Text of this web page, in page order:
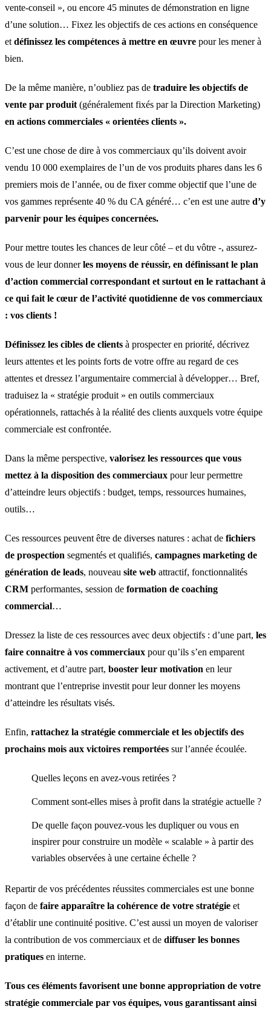
vente-conseil », ou encore 45 minutes de démonstration en ligne
d’une solution… Fixez les objectifs de ces actions en conséquence
et définissez les compétences à mettre en œuvre pour les mener à
bien.
De la même manière, n’oubliez pas de traduire les objectifs de
vente par produit (généralement fixés par la Direction Marketing)
en actions commerciales « orientées clients ».
C’est une chose de dire à vos commerciaux qu’ils doivent avoir
vendu 10 000 exemplaires de l’un de vos produits phares dans les 6
premiers mois de l’année, ou de fixer comme objectif que l’une de
vos gammes représente 40 % du CA généré… c’en est une autre d’y
parvenir pour les équipes concernées.
Pour mettre toutes les chances de leur côté – et du vôtre -, assurez-
vous de leur donnerles moyens de réussir, en définissant le plan
d’action commercial correspondant et surtout en le rattachant à
ce qui fait le cœur de l’activité quotidienne de vos commerciaux
: vos clients !
Définissez les cibles de clients à prospecter en priorité, décrivez
leurs attentes et les points forts de votre offre au regard de ces
attentes et dressez l’argumentaire commercial à développer… Bref,
traduisez la « stratégie produit » en outils commerciaux
opérationnels, rattachés à la réalité des clients auxquels votre équipe
commerciale est confrontée.
Dans la même perspective, valorisez les ressources que vous
mettez à la disposition des commerciaux pour leur permettre
d’atteindre leurs objectifs : budget, temps, ressources humaines,
outils…
Ces ressources peuvent être de diverses natures : achat de fichiers
de prospection segmentés et qualifiés, campagnes marketing de
génération de leads, nouveau site web attractif, fonctionnalités
CRM performantes, session de formation de coaching
commercial…
Dressez la liste de ces ressources avec deux objectifs : d’une part, les
faire connaitre à vos commerciaux pour qu’ils s’en emparent
activement, et d’autre part, booster leur motivation en leur
montrant que l’entreprise investit pour leur donner les moyens
d’atteindre les résultats visés.
Enfin, rattachez la stratégie commerciale et les objectifs des
prochains mois aux victoires remportées sur l’année écoulée.
Quelles leçons en avez-vous retirées ?
Comment sont-elles mises à profit dans la stratégie actuelle ?
De quelle façon pouvez-vous les dupliquer ou vous en
inspirer pour construire un modèle « scalable » à partir des
variables observées à une certaine échelle ?
Repartir de vos précédentes réussites commerciales est une bonne
façon de faire apparaître la cohérence de votre stratégie et
d’établir une continuité positive. C’est aussi un moyen de valoriser
la contribution de vos commerciaux et de diffuser les bonnes
pratiques en interne.
Tous ces éléments favorisent une bonne appropriation de votre
stratégie commerciale par vos équipes, vous garantissant ainsi